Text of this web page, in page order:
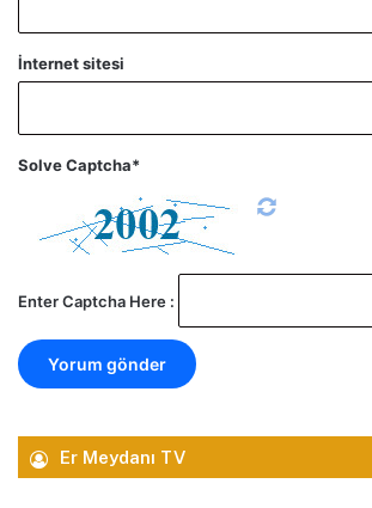
İnternet sitesi
Solve Captcha*
Enter Captcha Here :
Er Meydanı TV